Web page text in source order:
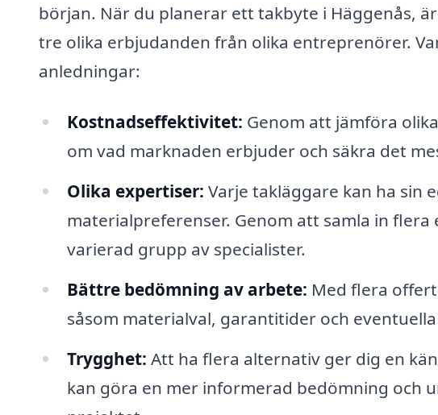
början. När du planerar ett takbyte i Häggenås,
tre olika erbjudanden från olika entreprenörer.
anledningar:
Kostnadseffektivitet: Genom att jämföra
om vad marknaden erbjuder och säkra det
Olika expertiser: Varje takläggare kan ha sin
materialpreferenser. Genom att samla in
varierad grupp av specialister.
Bättre bedömning av arbete: Med flera
såsom materialval, garantitider och
Trygghet: Att ha flera alternativ ger dig en
kan göra en mer informerad bedömning och